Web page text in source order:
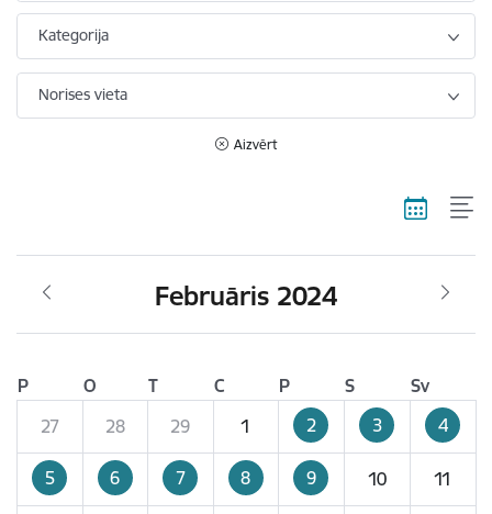
Kategorija
Norises vieta
Aizvērt
Februāris 2024
P O T C P S
Sv
27
28 29 1 2 3 4
5 6 7 8 9 10 11